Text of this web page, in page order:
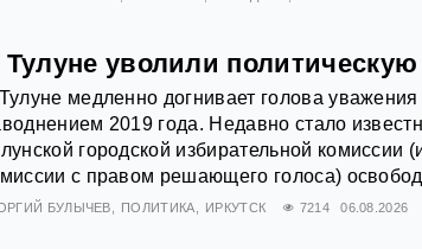
уволили
медленно догнивает голова
2019 года. Недавно стало
городской избирательной комиссии
с правом решающего голоса)
БУЛЫЧЕВ ПОЛИТИКА ИРКУТСК 7214 06.08.2026